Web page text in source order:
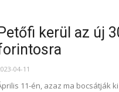
Petőfi kerül az új
04-11
11-én, azaz ma bocsátják